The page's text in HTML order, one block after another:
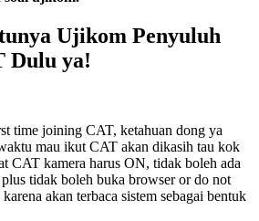
Ujikom Penyuluh
Dulu ya!
time joining CAT, ketahuan dong ya
mau ikut CAT akan dikasih tau kok
CAT kamera harus ON, tidak boleh ada
tidak boleh buka browser or do not
akan terbaca sistem sebagai bentuk